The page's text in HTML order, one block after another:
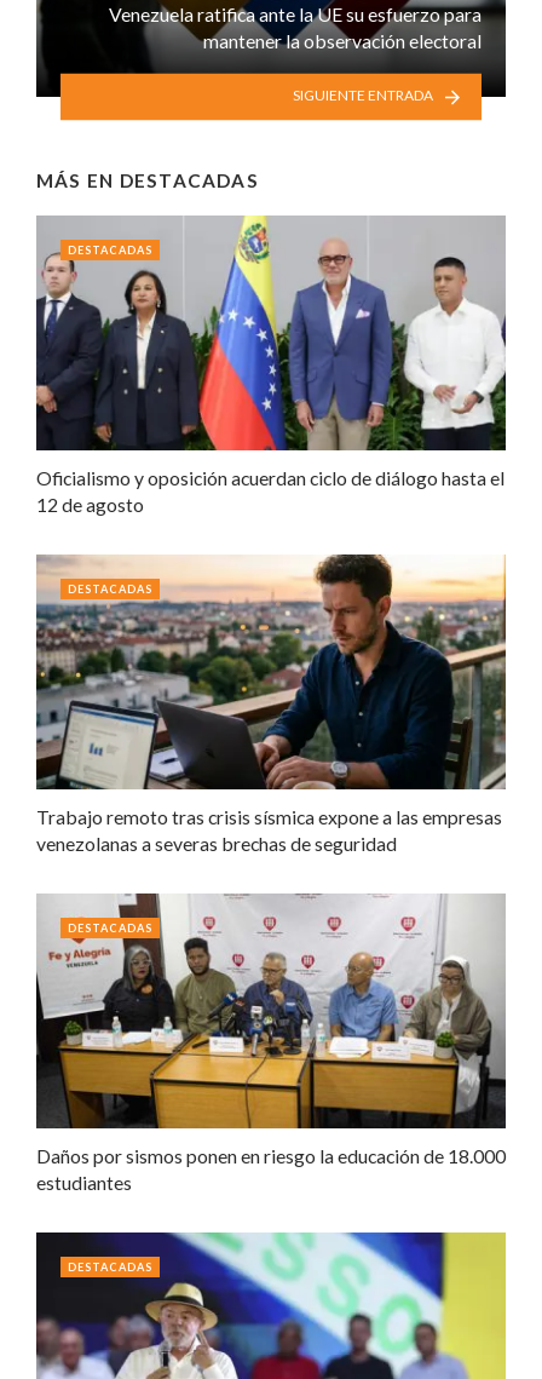
Venezuela ratifica ante la UE su esfuerzo para
mantener la observación electoral
SIGUIENTE ENTRADA
MÁS EN DESTACADAS
Oficialismo y oposición acuerdan ciclo de diálogo hasta el
12 de agosto
DESTACADAS
Trabajo remoto tras crisis sísmica expone a las empresas
venezolanas a severas brechas de seguridad
DESTACADAS
Daños por sismos ponen en riesgo la educación de 18.000
estudiantes
DESTACADAS
DESTACADAS